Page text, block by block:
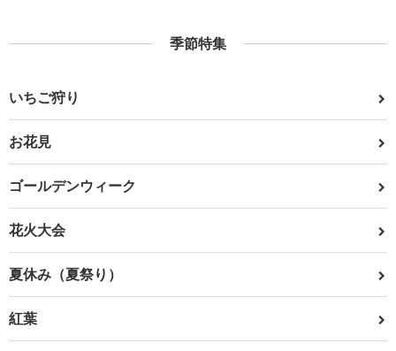
季節特集
いちご狩り
お花見
ゴールデンウィーク
花火大会
夏休み（夏祭り）
紅葉